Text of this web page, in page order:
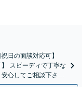
日の面談対応可】
な
心してご相談下さ